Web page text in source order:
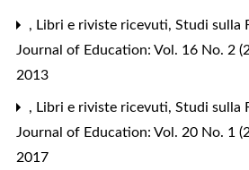
, Libri e riviste ricevuti, Studi sulla
Journal of Education: Vol. 16 No. 2
2013
, Libri e riviste ricevuti, Studi sulla
Journal of Education: Vol. 20 No. 1
2017